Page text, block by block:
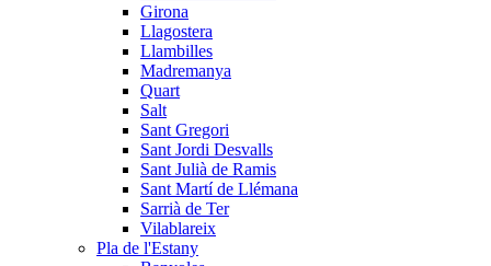
Girona
Llagostera
Llambilles
Madremanya
Quart
Salt
Sant Gregori
Sant Jordi Desvalls
Sant Julià de Ramis
Sant Martí de Llémana
Sarrià de Ter
Vilablareix
Pla de l'Estany